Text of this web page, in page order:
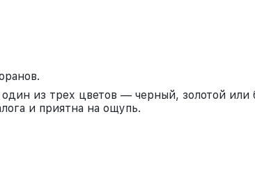
из трех цветов — черный, золотой
и приятна на ощупь.